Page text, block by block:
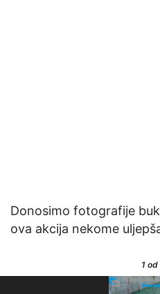
Donosimo fotografije
ova akcija nekome
1 od